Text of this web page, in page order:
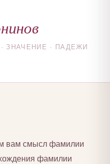
ЗНАЧЕНИЕ · ПАДЕЖИ
вам смысл фамилии
фамилии